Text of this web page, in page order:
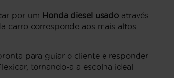
por um Honda diesel usado através
carro corresponde aos mais altos
para guiar o cliente e responder
tornando-a a escolha ideal